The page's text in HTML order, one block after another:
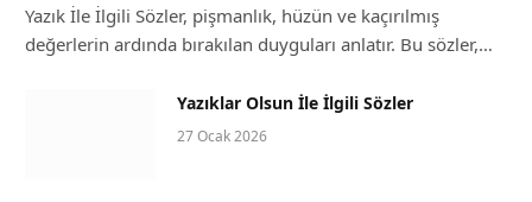
Yazık İle İlgili Sözler, pişmanlık, hüzün ve kaçırılmış
değerlerin ardında bırakılan duyguları anlatır. Bu sözler,…
Yazıklar Olsun İle İlgili Sözler
27 Ocak 2026